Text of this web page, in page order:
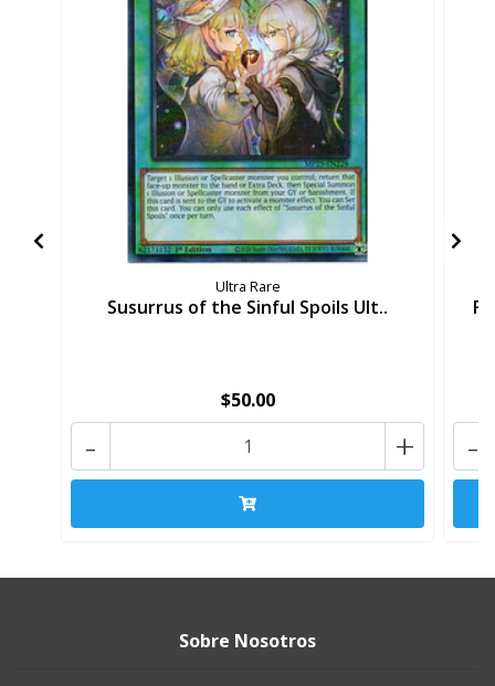
Ultra Rare
Susurrus of the Sinful Spoils Ult..
$50.00
+
- -
Sobre Nosotros